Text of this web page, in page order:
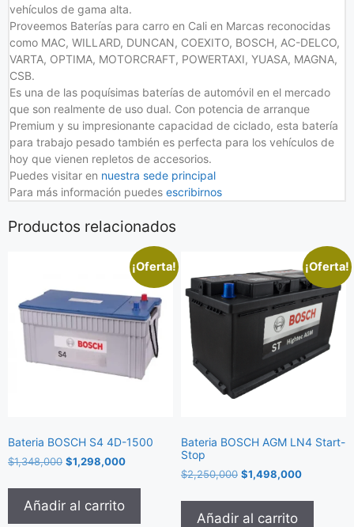
vehículos de gama alta.
Proveemos Baterías para carro en Cali en Marcas reconocidas
como MAC, WILLARD, DUNCAN, COEXITO, BOSCH, AC-DELCO,
VARTA, OPTIMA, MOTORCRAFT, POWERTAXI, YUASA, MAGNA,
CSB.
Es una de las poquísimas baterías de automóvil en el mercado
que son realmente de uso dual. Con potencia de arranque
Premium y su impresionante capacidad de ciclado, esta batería
para trabajo pesado también es perfecta para los vehículos de
hoy que vienen repletos de accesorios.
Puedes visitar en nuestra sede principal
Para más información puedes escribirnos
Productos relacionados
¡Oferta!
Bateria BOSCH S4 4D-1500
$1,348,000 $1,298,000
Añadir al carrito
¡Oferta!
Bateria BOSCH AGM LN4 Start-
Stop
$2,250,000 $1,498,000
Añadir al carrito